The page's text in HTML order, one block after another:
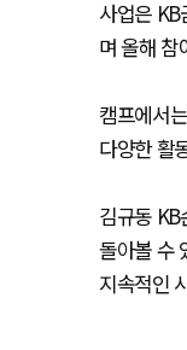
사업은
며 올해 참
캠프에서
다양한 활
김규동
돌아볼 수
지속적인